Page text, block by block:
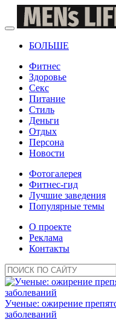
БОЛЬШЕ
Фитнес
Здоровье
Секс
Питание
Стиль
Деньги
Отдых
Персона
Новости
Фотогалерея
Фитнес-гид
Лучшие заведения
Популярные темы
О проекте
Реклама
Контакты
Ученые: ожирение
заболеваний